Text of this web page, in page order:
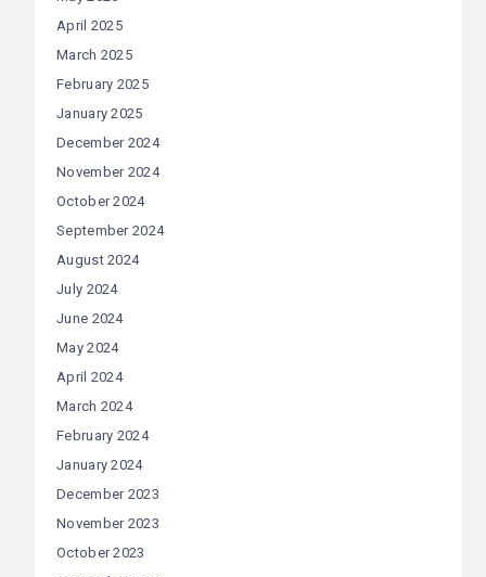
April 2025
March 2025
February 2025
January 2025
December 2024
November 2024
October 2024
September 2024
August 2024
July 2024
June 2024
May 2024
April 2024
March 2024
February 2024
January 2024
December 2023
November 2023
October 2023